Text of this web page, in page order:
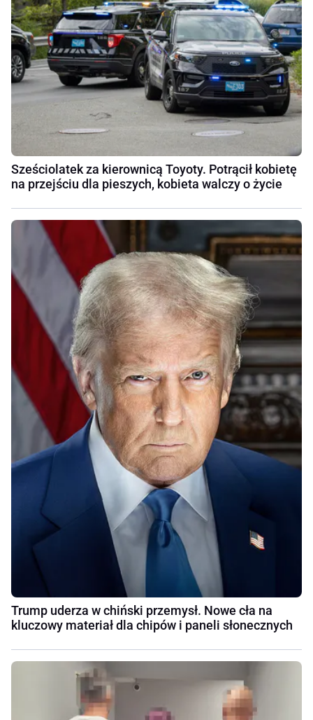
Sześciolatek za kierownicą Toyoty. Potrącił kobietę
na przejściu dla pieszych, kobieta walczy o życie
Trump uderza w chiński przemysł. Nowe cła na
kluczowy materiał dla chipów i paneli słonecznych